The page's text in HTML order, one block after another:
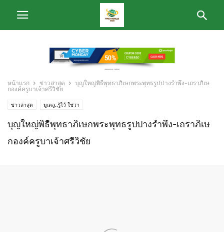
หน้าแรก ข่าวล่าสุด
บุญใหญ่พิธีพุทธาภิเษกพระพุทธรูปปางรำพึง-เถราภิเษ
กองค์ครูบาเจ้าศรีวิชัย
ข่าวล่าสุด มูเตลู..รู้ไว้ ใช่ว่า
บุญใหญ่พิธีพุทธาภิเษกพระพุทธรูปปางรำพึง-เถราภิเษ
กองค์ครูบาเจ้าศรีวิชัย